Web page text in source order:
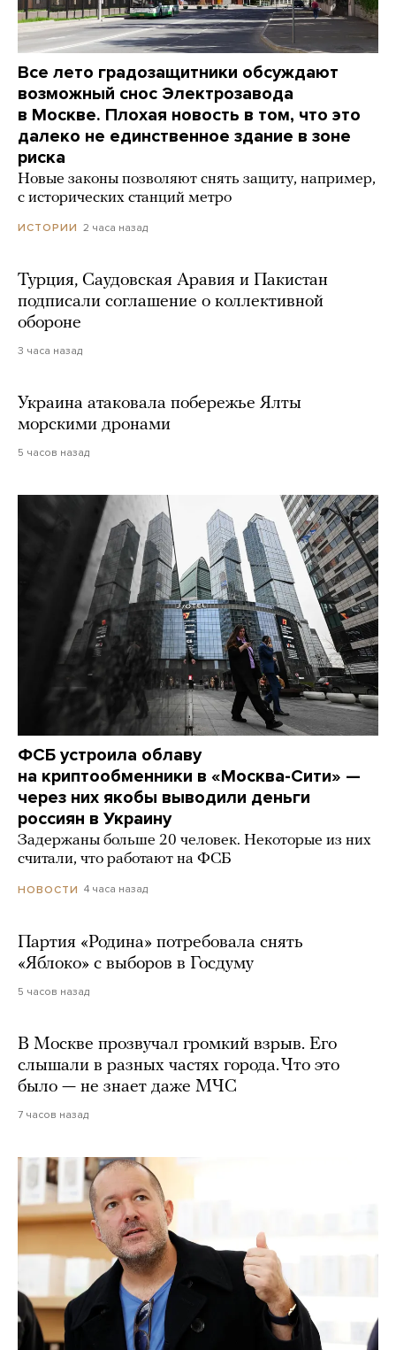
Все лето градозащитники обсуждают
возможный снос Электрозавода
в Москве. Плохая новость в том, что это
далеко не единственное здание в зоне
риска
Новые законы позволяют снять защиту, например,
с исторических станций метро
ИСТОРИИ 2 часа назад
Турция, Саудовская Аравия и Пакистан
подписали соглашение о коллективной
обороне
3 часа назад
Украина атаковала побережье Ялты
морскими дронами
5 часов назад
ФСБ устроила облаву
на криптообменники в «Москва-Сити» —
через них якобы выводили деньги
россиян в Украину
Задержаны больше 20 человек. Некоторые из них
считали, что работают на ФСБ
НОВОСТИ 4 часа назад
Партия «Родина» потребовала снять
«Яблоко» с выборов в Госдуму
5 часов назад
В Москве прозвучал громкий взрыв. Его
слышали в разных частях города. Что это
было — не знает даже МЧС
7 часов назад